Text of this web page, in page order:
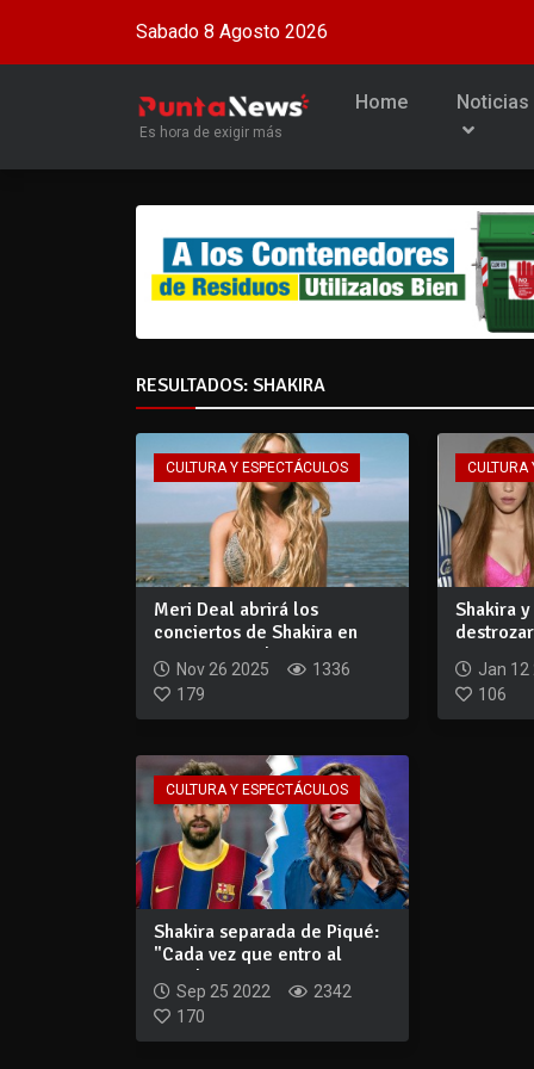
Sabado 8 Agosto 2026
Es hora de exigir más
Home Noticias
RESULTADOS: SHAKIRA
CULTURA Y ESPECTÁCULOS
Meri Deal abrirá los
conciertos de Shakira en
Uruguay en el...
Nov 26 2025
1336
179
CULTURA
Shakira
atacaron
Jan 12
106
CULTURA Y ESPECTÁCULOS
Shakira separada de Piqué:
"Cada vez que entro al
estudio, t...
Sep 25 2022
2342
170